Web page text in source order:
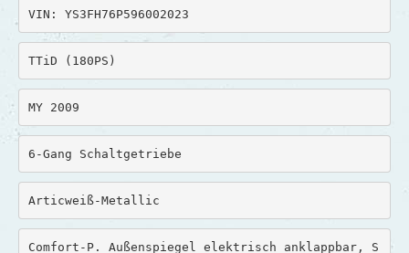
Kirsti & Uli
Kurt
Liway & Willem
Maria & Friedrich
Martin
Marion & Jürgen
VIN: YS3FH76P596002023
TTiD (180PS)
MY 2009
6-Gang Schaltgetriebe
Articweiß-Metallic
Comfort-P. Außenspiegel elektrisch anklappbar, S